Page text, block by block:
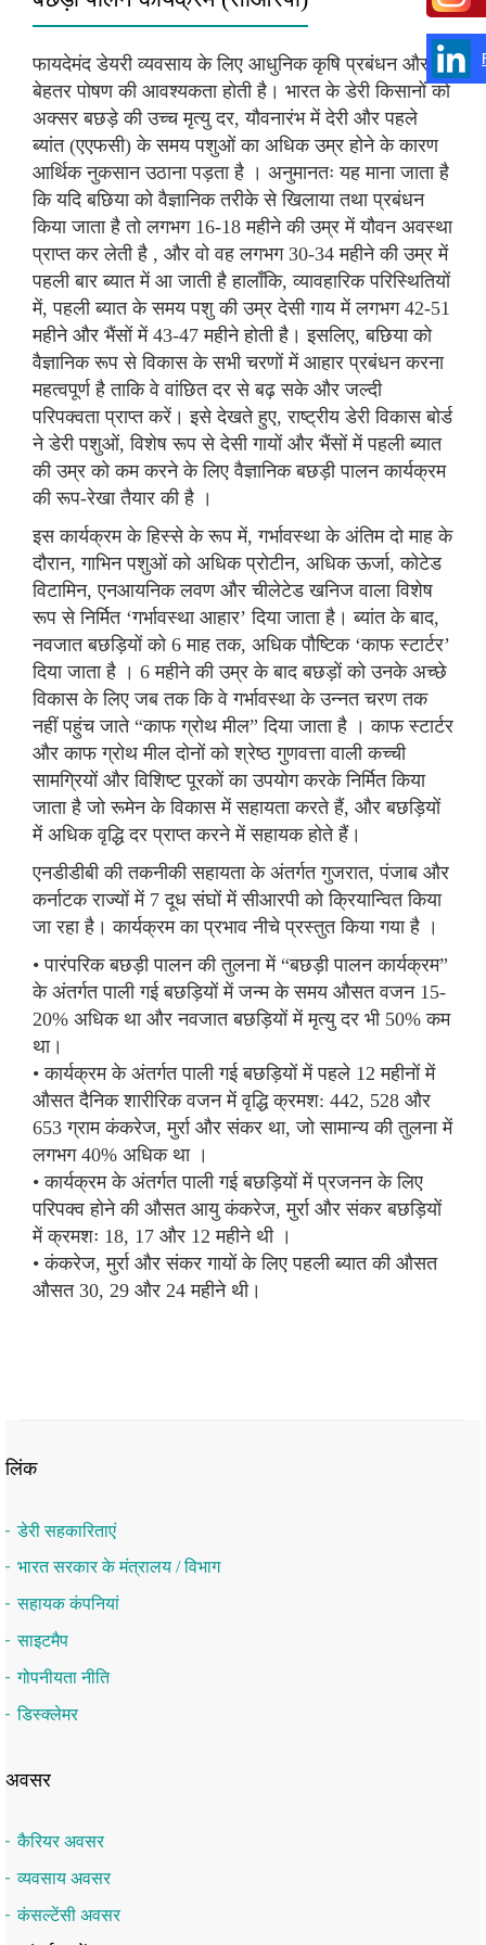
फायदेमंद डेयरी व्यवसाय के लिए आधुनिक कृषि प्रबंधन और
बेहतर पोषण की आवश्यकता होती है। भारत के डेरी किसानों को
अक्सर बछड़े की उच्च मृत्यु दर, यौवनारंभ में देरी और पहले
ब्यांत (एएफसी) के समय पशुओं का अधिक उम्र होने के कारण
आर्थिक नुकसान उठाना पड़ता है । अनुमानतः यह माना जाता है
कि यदि बछिया को वैज्ञानिक तरीके से खिलाया तथा प्रबंधन
किया जाता है तो लगभग 16-18 महीने की उम्र में यौवन अवस्था
प्राप्त कर लेती है , और वो वह लगभग 30-34 महीने की उम्र में
पहली बार ब्यात में आ जाती है हालाँकि, व्यावहारिक परिस्थितियों
में, पहली ब्यात के समय पशु की उम्र देसी गाय में लगभग 42-51
महीने और भैंसों में 43-47 महीने होती है। इसलिए, बछिया को
वैज्ञानिक रूप से विकास के सभी चरणों में आहार प्रबंधन करना
महत्वपूर्ण है ताकि वे वांछित दर से बढ़ सके और जल्दी
परिपक्वता प्राप्त करें। इसे देखते हुए, राष्ट्रीय डेरी विकास बोर्ड
ने डेरी पशुओं, विशेष रूप से देसी गायों और भैंसों में पहली ब्यात
की उम्र को कम करने के लिए वैज्ञानिक बछड़ी पालन कार्यक्रम
की रूप-रेखा तैयार की है ।
इस कार्यक्रम के हिस्से के रूप में, गर्भावस्था के अंतिम दो माह के
दौरान, गाभिन पशुओं को अधिक प्रोटीन, अधिक ऊर्जा, कोटेड
विटामिन, एनआयनिक लवण और चीलेटेड खनिज वाला विशेष
रूप से निर्मित ‘गर्भावस्था आहार’ दिया जाता है। ब्यांत के बाद,
नवजात बछड़ियों को 6 माह तक, अधिक पौष्टिक ‘काफ स्टार्टर’
दिया जाता है । 6 महीने की उम्र के बाद बछड़ों को उनके अच्छे
विकास के लिए जब तक कि वे गर्भावस्था के उन्नत चरण तक
नहीं पहुंच जाते “काफ ग्रोथ मील” दिया जाता है । काफ स्टार्टर
और काफ ग्रोथ मील दोनों को श्रेष्ठ गुणवत्ता वाली कच्ची
सामग्रियों और विशिष्ट पूरकों का उपयोग करके निर्मित किया
जाता है जो रूमेन के विकास में सहायता करते हैं, और बछड़ियों
में अधिक वृद्धि दर प्राप्त करने में सहायक होते हैं।
एनडीडीबी की तकनीकी सहायता के अंतर्गत गुजरात, पंजाब और
कर्नाटक राज्यों में 7 दूध संघों में सीआरपी को क्रियान्वित किया
जा रहा है। कार्यक्रम का प्रभाव नीचे प्रस्तुत किया गया है ।
• पारंपरिक बछड़ी पालन की तुलना में “बछड़ी पालन कार्यक्रम”
के अंतर्गत पाली गई बछड़ियों में जन्म के समय औसत वजन 15-
20% अधिक था और नवजात बछड़ियों में मृत्यु दर भी 50% कम
था।
• कार्यक्रम के अंतर्गत पाली गई बछड़ियों में पहले 12 महीनों में
औसत दैनिक शारीरिक वजन में वृद्धि क्रमश: 442, 528 और
653 ग्राम कंकरेज, मुर्रा और संकर था, जो सामान्य की तुलना में
लगभग 40% अधिक था ।
• कार्यक्रम के अंतर्गत पाली गई बछड़ियों में प्रजनन के लिए
परिपक्व होने की औसत आयु कंकरेज, मुर्रा और संकर बछड़ियों
में क्रमशः 18, 17 और 12 महीने थी ।
• कंकरेज, मुर्रा और संकर गायों के लिए पहली ब्यात की औसत
औसत 30, 29 और 24 महीने थी।
लिंक
डेरी सहकारिताएं
भारत सरकार के मंत्रालय / विभाग
सहायक कंपनियां
साइटमैप
गोपनीयता नीति
डिस्क्लेमर
अवसर
कैरियर अवसर
व्यवसाय अवसर
कंसल्टेंसी अवसर